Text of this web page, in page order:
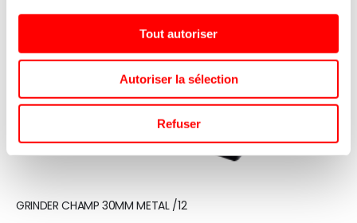
Tout autoriser
Autoriser la sélection
Refuser
GRINDER CHAMP 30MM METAL /12